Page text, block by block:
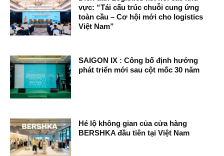
vực: “Tái cấu trúc chuỗi cung ứng
toàn cầu – Cơ hội mới cho logistics
Việt Nam”
SAIGON IX : Công bố định hướng
phát triển mới sau cột mốc 30 năm
Hé lộ không gian của cửa hàng
BERSHKA đầu tiên tại Việt Nam